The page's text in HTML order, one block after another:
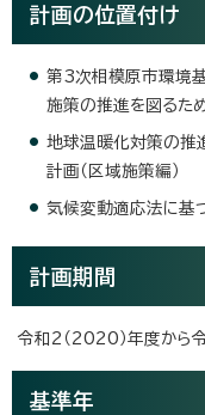
計画の位置付け
第3次相模原市環境
施策の推進を図るた
地球温暖化対策の推
計画（区域施策編）
気候変動適応法に基
計画期間
令和2（2020）年度から
基準年